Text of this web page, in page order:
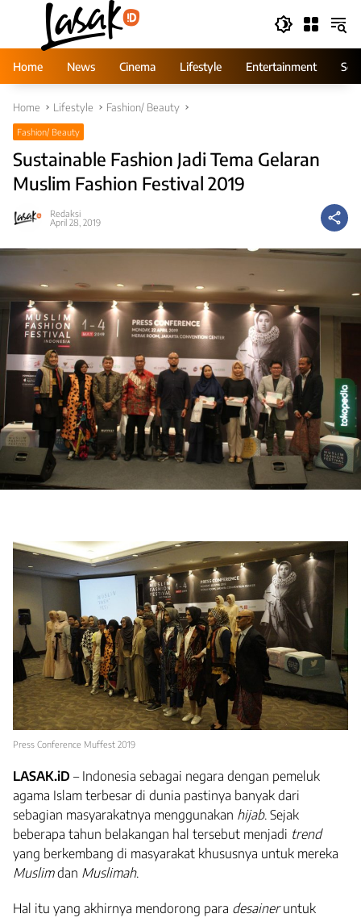
Home
News Cinema Lifestyle Entertainment
Home Lifestyle Fashion/ Beauty
Fashion/ Beauty
Sustainable Fashion Jadi Tema Gelaran
Muslim Fashion Festival 2019
Redaksi
April 28, 2019
Press Conference Muffest 2019
LASAK.iD – Indonesia sebagai negara dengan pemeluk
agama Islam terbesar di dunia pastinya banyak dari
sebagian masyarakatnya menggunakan hijab. Sejak
beberapa tahun belakangan hal tersebut menjadi trend
yang berkembang di masyarakat khususnya untuk mereka
Muslimdan Muslimah.
Hal itu yang akhirnya mendorong para desaineruntuk